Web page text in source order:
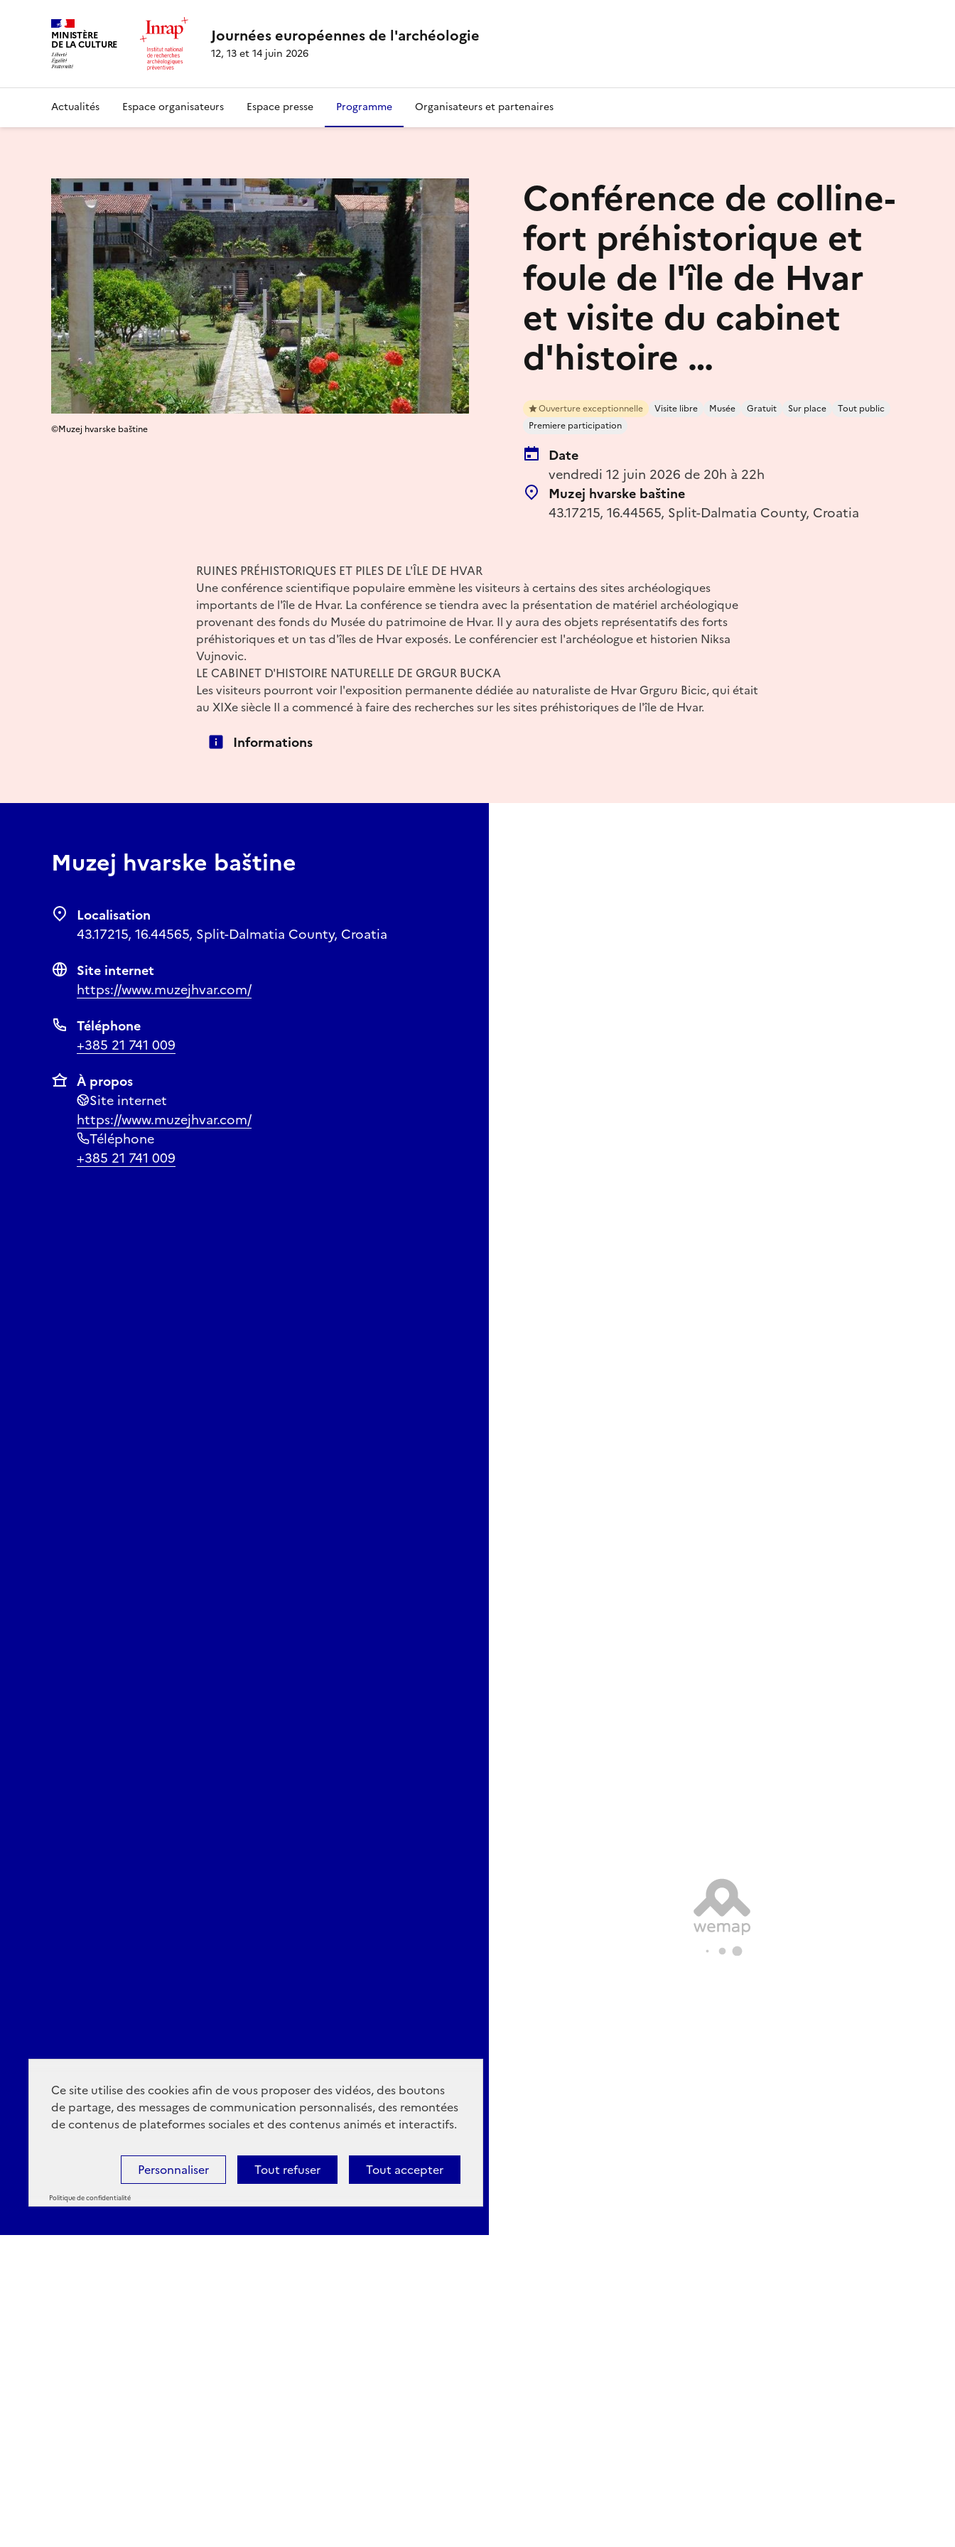
Ce site utilise des cookies afin de vous proposer des vidéos, des boutons
de partage, des messages de communication personnalisés, des remontées
de contenus de plateformes sociales et des contenus animés et interactifs.
Tout accepter
Tout refuser
Personnaliser
Politique de confidentialité
MINISTÈRE
DE LA CULTURE Journées européennes de l'archéologie
12, 13 et 14 juin 2026
Actualités Espace organisateurs Espace presse Programme Organisateurs et partenaires
Conférence de colline-
fort préhistorique et
foule de l'île de Hvar
et visite du cabinet
d'histoire …
Ouverture exceptionnelle Visite libre Musée Gratuit Sur place
Tout public
Premiere participation
Date
vendredi 12 juin 2026 de 20h à 22h
Muzej hvarske baštine
43.17215, 16.44565, Split-Dalmatia County, Croatia
©Muzej hvarske baštine
RUINES PRÉHISTORIQUES ET PILES DE L'ÎLE DE HVAR
Une conférence scientifique populaire emmène les visiteurs à certains des sites archéologiques
importants de l'île de Hvar. La conférence se tiendra avec la présentation de matériel archéologique
provenant des fonds du Musée du patrimoine de Hvar. Il y aura des objets représentatifs des forts
préhistoriques et un tas d'îles de Hvar exposés. Le conférencier est l'archéologue et historien Niksa
Vujnovic.
LE CABINET D'HISTOIRE NATURELLE DE GRGUR BUCKA
Les visiteurs pourront voir l'exposition permanente dédiée au naturaliste de Hvar Grguru Bicic, qui était
au XIXe siècle Il a commencé à faire des recherches sur les sites préhistoriques de l'île de Hvar.
Informations
Muzej hvarske baštine
Localisation
43.17215, 16.44565, Split-Dalmatia County, Croatia
Site internet
https://www.muzejhvar.com/
Téléphone
+385 21 741 009
À propos
Site internet
https://www.muzejhvar.com/
Téléphone
+385 21 741 009